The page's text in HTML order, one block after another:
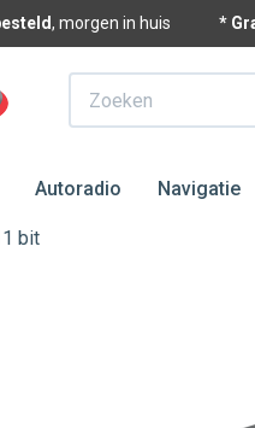
, morgen in huis *
Zoeken
Autoradio Navigatie
bit